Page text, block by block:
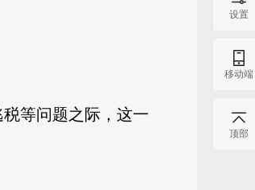
等问题之际，这一
设置
移动端
顶部